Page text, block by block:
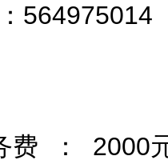
564975014
费 ： 2000